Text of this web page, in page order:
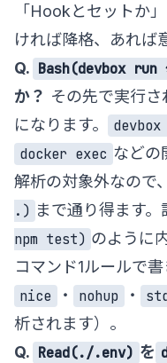
「Hookとセットか
ければ降格、あれば
Q. Bash(devbox run
か？ その先で実行
になります。
docker exec などの
解析の対象外なので、
.) まで通り得ます。
npm test) のように
コマンド1ルールで
nice
・ nohup ・
析されます）。
Q. Read(./.env) を